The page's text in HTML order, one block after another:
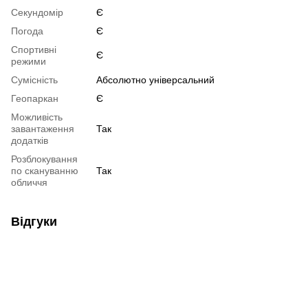
Секундомір
Є
Погода
Є
Спортивні
режими
Є
Сумісність
Абсолютно універсальний
Геопаркан
Є
Можливість
завантаження
додатків
Так
Розблокування
по скануванню
обличчя
Так
Відгуки